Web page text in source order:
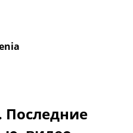
Мира
групп
Последние